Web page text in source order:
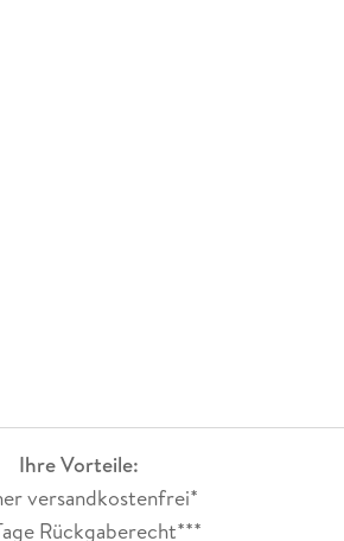
Ihre Vorteile:
versandkostenfrei*
Rückgaberecht***